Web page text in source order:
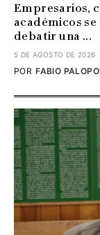
Empresarios,
académicos
debatir una ...
5 DE AGOSTO DE 2026
FABIO
POR